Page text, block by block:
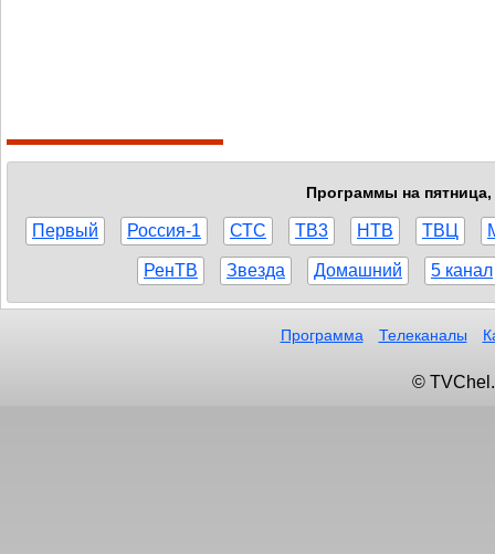
Программы на пятница,
Первый Россия-1 СТС ТВ3 НТВ ТВЦ
РенТВ Звезда Домашний 5 канал
Программа Телеканалы
©